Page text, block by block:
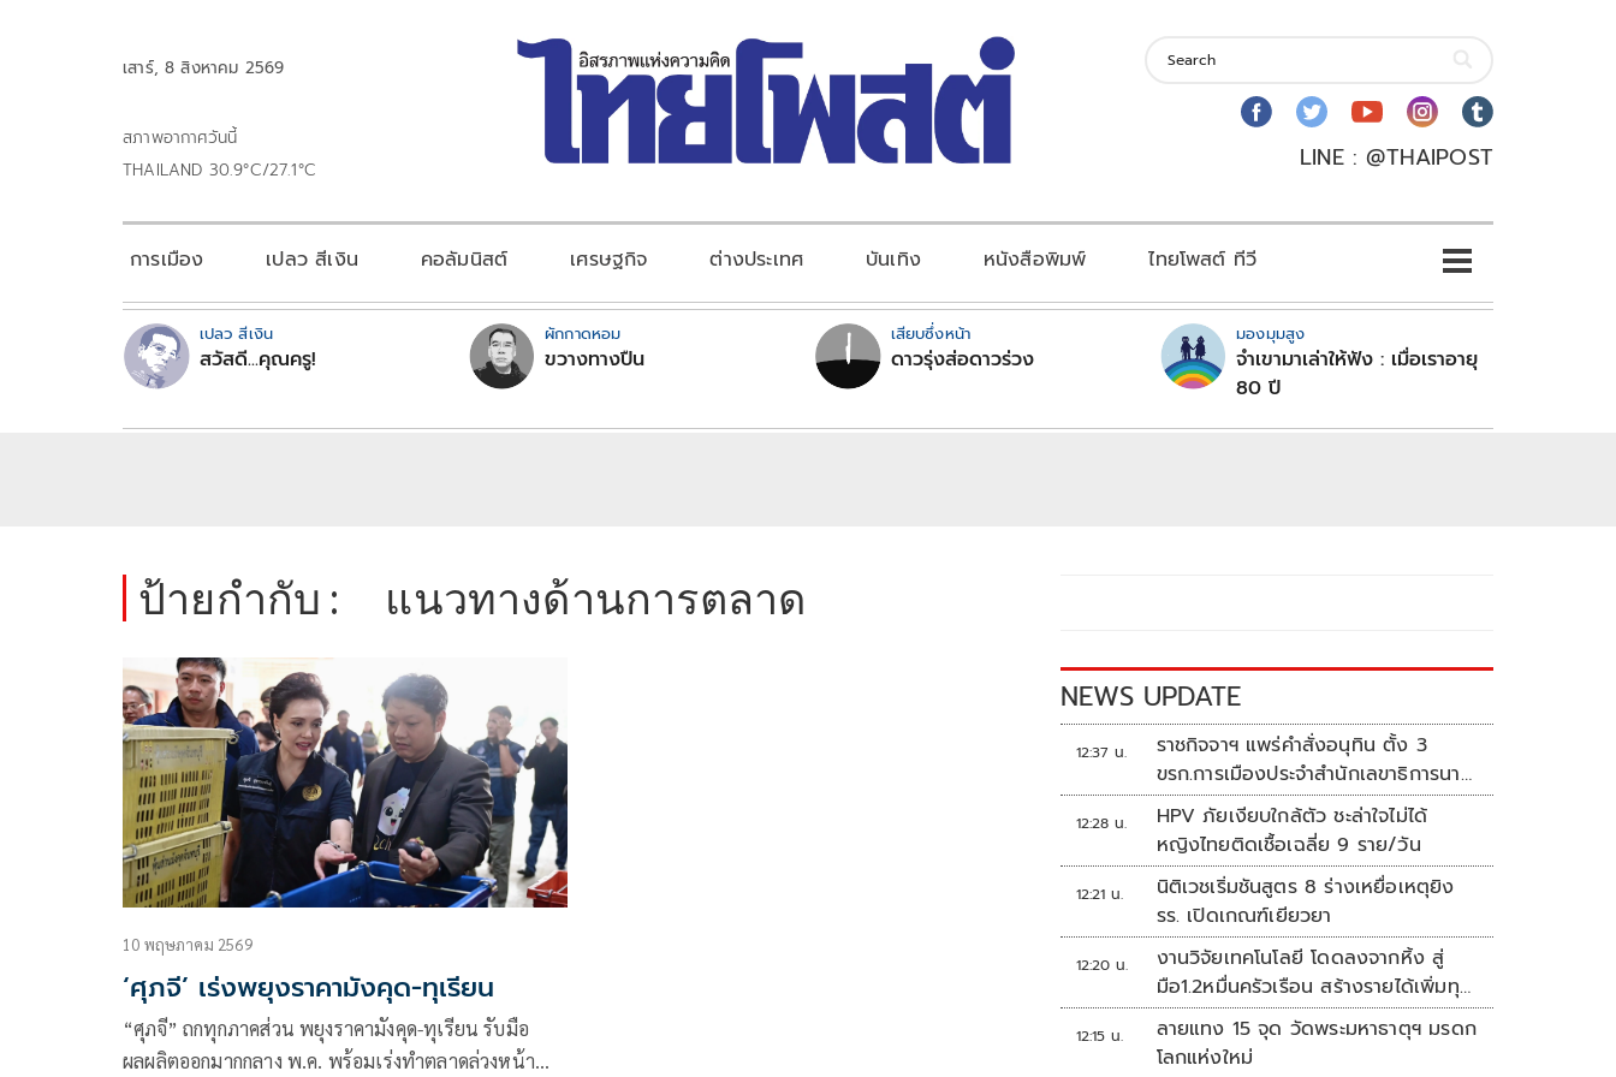
เสาร์, 8 สิงหาคม 2569
สภาพอากาศวันนี้
THAILAND 30.9°C/27.1°C
LINE : @THAIPOST
การเมือง เปลว สีเงิน คอลัมนิสต์ เศรษฐกิจ ต่างประเทศ บันเทิง หนังสือพิมพ์ ไทยโพสต์ ทีวี
เปลว สีเงิน
สวัสดี...คุณครู!
ผักกาดหอม
ขวางทางปืน
เสียบซึ่งหน้า
ดาวรุ่งส่อดาวร่วง
มองมุมสูง
จำเขามาเล่าให้ฟัง : เมื่อเราอายุ
80 ปี
ป้ายกำกับ : แนวทางด้านการตลาด
10 พฤษภาคม 2569
‘ศุภจี’ เร่งพยุงราคามังคุด-ทุเรียน
“ศุภจี” ถกทุกภาคส่วน พยุงราคามังคุด-ทุเรียน รับมือ
ผลผลิตออกมากกลาง พ.ค. พร้อมเร่งทำตลาดล่วงหน้า
NEWS UPDATE
12:37 น.
ราชกิจจาฯ แพร่คำสั่งอนุทิน ตั้ง 3
ขรก.การเมืองประจำสำนักเลขาธิการนา
ยกฯ
12:28 น.
HPV ภัยเงียบใกล้ตัว ชะล่าใจไม่ได้
หญิงไทยติดเชื้อเฉลี่ย 9 ราย/วัน
12:21 น.
นิติเวชเริ่มชันสูตร 8 ร่างเหยื่อเหตุยิง
รร. เปิดเกณฑ์เยียวยา
12:20 น.
งานวิจัยเทคโนโลยี โดดลงจากหิ้ง สู่
มือ1.2หมื่นครัวเรือน สร้างรายได้เพิ่มทุก
เดือน
12:15 น.
ลายแทง 15 จุด วัดพระมหาธาตุฯ มรดก
โลกแห่งใหม่